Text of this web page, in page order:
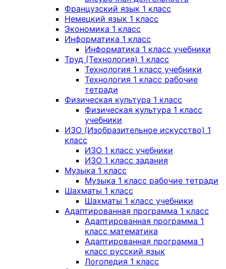
Французский язык 1 класс
Немецкий язык 1 класс
Экономика 1 класс
Информатика 1 класс
Информатика 1 класс учебники
Труд (Технология) 1 класс
Технология 1 класс учебники
Технология 1 класс рабочие
тетради
Физическая культура 1 класс
Физическая культура 1 класс
учебники
ИЗО (Изобразительное искусство) 1
класс
ИЗО 1 класс учебники
ИЗО 1 класс задания
Музыка 1 класс
Музыка 1 класс рабочие тетради
Шахматы 1 класс
Шахматы 1 класс учебники
Адаптированная программа 1 класс
Адаптированная программа 1
класс математика
Адаптированная программа 1
класс русский язык
Логопедия 1 класс